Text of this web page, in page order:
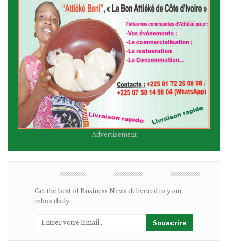
- Advertisement -
Get the best of Business News delivered to your
inbox daily
Souscrire